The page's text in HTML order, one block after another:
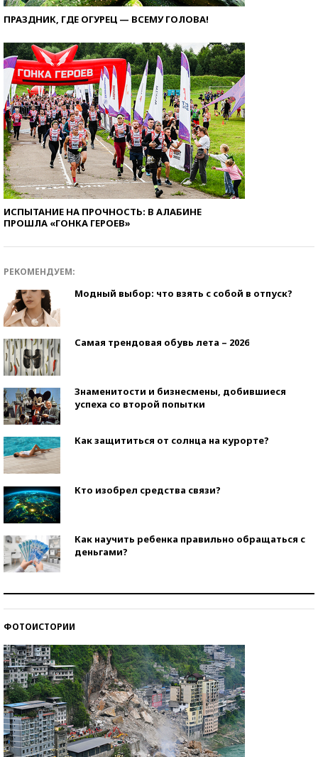
ПРАЗДНИК, ГДЕ ОГУРЕЦ — ВСЕМУ ГОЛОВА!
ИСПЫТАНИЕ НА ПРОЧНОСТЬ: В АЛАБИНЕ
ПРОШЛА «ГОНКА ГЕРОЕВ»
РЕКОМЕНДУЕМ:
Модный выбор: что взять с собой в отпуск?
Самая трендовая обувь лета – 2026
Знаменитости и бизнесмены, добившиеся
успеха со второй попытки
Как защититься от солнца на курорте?
Кто изобрел средства связи?
Как научить ребенка правильно обращаться с
деньгами?
ФОТОИСТОРИИ